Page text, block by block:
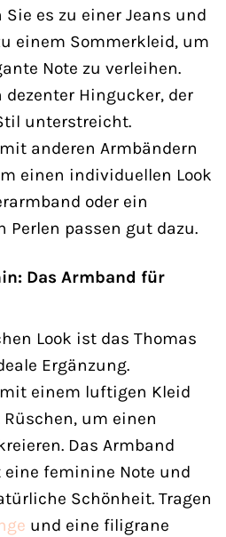
es zu einer Jeans und
einem Sommerkleid, um
Note zu verleihen.
Hingucker, der
unterstreicht.
anderen Armbändern
einen individuellen Look
oder ein
passen gut dazu.
Das Armband für
Look ist das Thomas
Ergänzung.
einem luftigen Kleid
um einen
Das Armband
feminine Note und
Schönheit. Tragen
und eine filigrane